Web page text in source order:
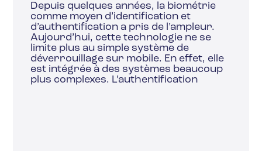
Depuis quelques années, la biométrie
comme moyen d’identification et
d’authentification a pris de l’ampleur.
Aujourd’hui, cette technologie ne se
limite plus au simple système de
déverrouillage sur mobile. En effet, elle
est intégrée à des systèmes beaucoup
plus complexes. L’authentification